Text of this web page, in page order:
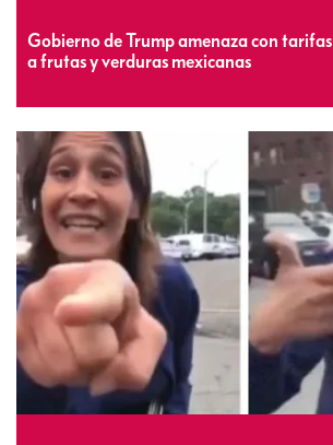
Gobierno de Trump amenaza con
a frutas y verduras mexicanas